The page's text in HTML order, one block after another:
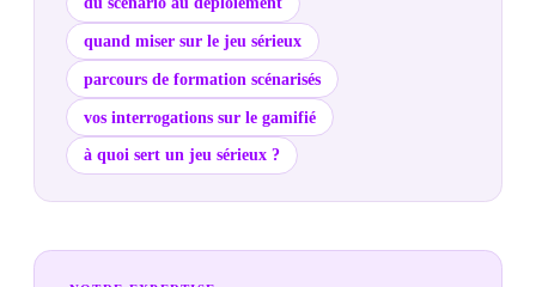
quand miser sur le jeu sérieux
parcours de formation scénarisés
vos interrogations sur le gamifié
à quoi sert un jeu sérieux ?